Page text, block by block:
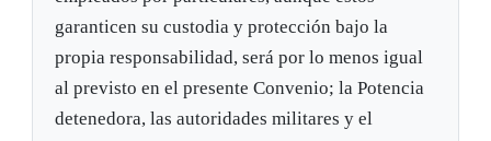
garanticen su custodia y protección bajo la
propia responsabilidad, será por lo menos igual
al previsto en el presente Convenio; la Potencia
detenedora, las autoridades militares y el